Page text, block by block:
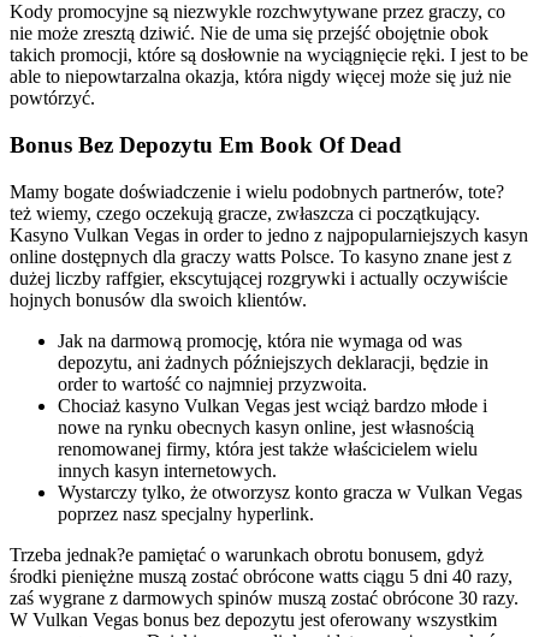
Kody promocyjne są niezwykle rozchwytywane przez graczy, co
nie może zresztą dziwić. Nie de uma się przejść obojętnie obok
takich promocji, które są dosłownie na wyciągnięcie ręki. I jest to be
able to niepowtarzalna okazja, która nigdy więcej może się już nie
powtórzyć.
Bonus Bez Depozytu Em Book Of Dead
Mamy bogate doświadczenie i wielu podobnych partnerów, tote?
też wiemy, czego oczekują gracze, zwłaszcza ci początkujący.
Kasyno Vulkan Vegas in order to jedno z najpopularniejszych kasyn
online dostępnych dla graczy watts Polsce. To kasyno znane jest z
dużej liczby raffgier, ekscytującej rozgrywki i actually oczywiście
hojnych bonusów dla swoich klientów.
Jak na darmową promocję, która nie wymaga od was
depozytu, ani żadnych późniejszych deklaracji, będzie in
order to wartość co najmniej przyzwoita.
Chociaż kasyno Vulkan Vegas jest wciąż bardzo młode i
nowe na rynku obecnych kasyn online, jest własnością
renomowanej firmy, która jest także właścicielem wielu
innych kasyn internetowych.
Wystarczy tylko, że otworzysz konto gracza w Vulkan Vegas
poprzez nasz specjalny hyperlink.
Trzeba jednak?e pamiętać o warunkach obrotu bonusem, gdyż
środki pieniężne muszą zostać obrócone watts ciągu 5 dni 40 razy,
zaś wygrane z darmowych spinów muszą zostać obrócone 30 razy.
W Vulkan Vegas bonus bez depozytu jest oferowany wszystkim